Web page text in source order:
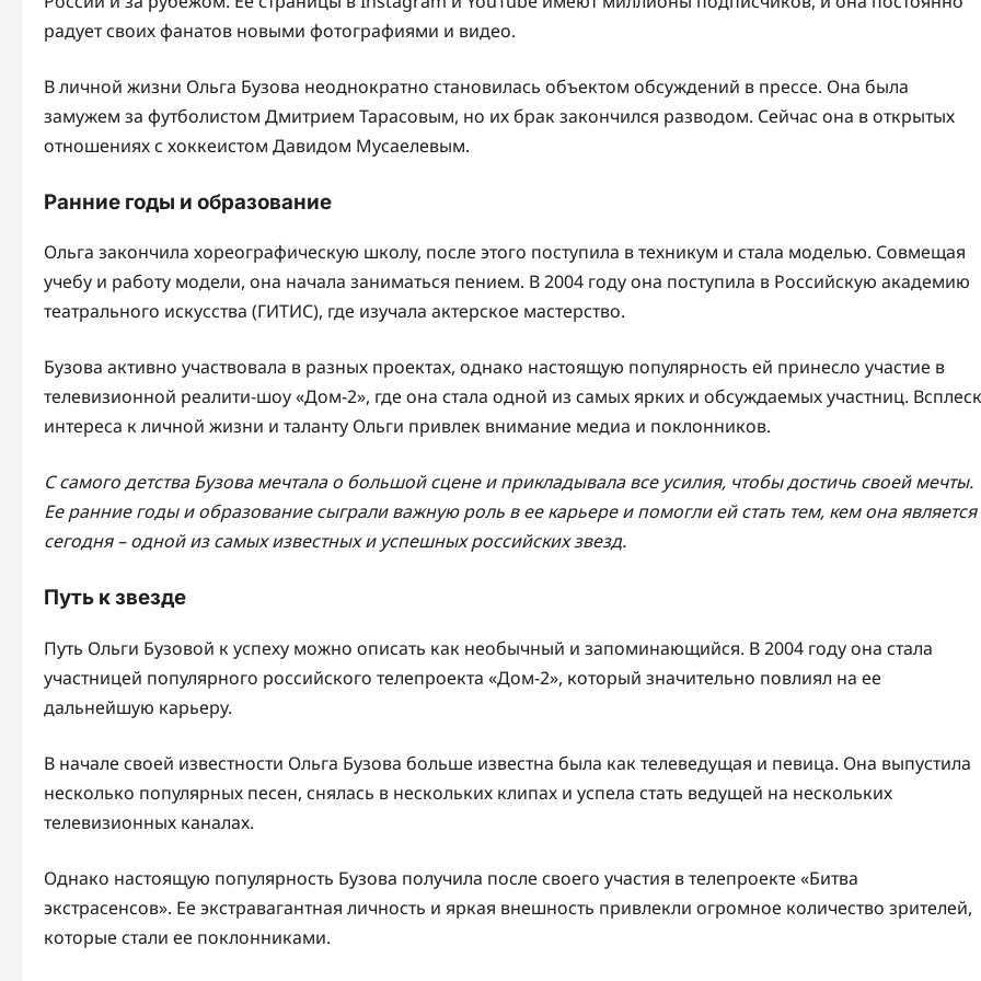
радует своих фанатов новыми фотографиями и видео.
В личной жизни Ольга Бузова неоднократно становилась объектом обсуждений в прессе. Она была
замужем за футболистом Дмитрием Тарасовым, но их брак закончился разводом. Сейчас она в открытых
отношениях с хоккеистом Давидом Мусаелевым.
Ранние годы и образование
Ольга закончила хореографическую школу, после этого поступила в техникум и стала моделью. Совмещая
учебу и работу модели, она начала заниматься пением. В 2004 году она поступила в Российскую академию
театрального искусства (ГИТИС), где изучала актерское мастерство.
Бузова активно участвовала в разных проектах, однако настоящую популярность ей принесло участие в
телевизионной реалити-шоу «Дом-2», где она стала одной из самых ярких и обсуждаемых участниц. Всплеск
интереса к личной жизни и таланту Ольги привлек внимание медиа и поклонников.
С самого детства Бузова мечтала о большой сцене и прикладывала все усилия, чтобы достичь своей мечты.
Ее ранние годы и образование сыграли важную роль в ее карьере и помогли ей стать тем, кем она является
сегодня – одной из самых известных и успешных российских звезд.
Путь к звезде
Путь Ольги Бузовой к успеху можно описать как необычный и запоминающийся. В 2004 году она стала
участницей популярного российского телепроекта «Дом-2», который значительно повлиял на ее
дальнейшую карьеру.
В начале своей известности Ольга Бузова больше известна была как телеведущая и певица. Она выпустила
несколько популярных песен, снялась в нескольких клипах и успела стать ведущей на нескольких
телевизионных каналах.
Однако настоящую популярность Бузова получила после своего участия в телепроекте «Битва
экстрасенсов». Ее экстравагантная личность и яркая внешность привлекли огромное количество зрителей,
которые стали ее поклонниками.